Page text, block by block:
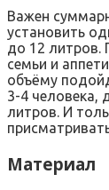
Важен
установить
до 12 литров.
семьи и
объёму
3-4 человека,
литров. И
Материал